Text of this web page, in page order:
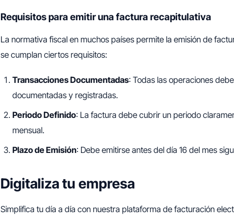
Requisitos para emitir una factura recapitulativa
La normativa fiscal en muchos países permite la emisión de
se cumplan ciertos requisitos:
Transacciones Documentadas: Todas las operaciones
documentadas y registradas.
Periodo Definido: La factura debe cubrir un periodo
mensual.
Plazo de Emisión: Debe emitirse antes del día 16 del mes
Digitaliza tu empresa
Simplifica tu día a día con nuestra plataforma de facturación